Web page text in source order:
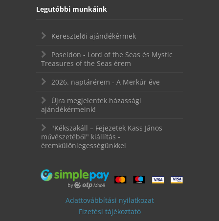
Legutóbbi munkáink
Keresztelői ajándékérmek
Poseidon - Lord of the Seas és Mystic
Treasures of the Seas érem
2026. naptárérem - A Merkúr éve
Újra megjelentek házassági
ajándékérmeink!
"Kékszakáll – Fejezetek Kass János
művészetéből" kiállítás -
éremkülönlegességünkkel
Adattovábbítási nyilatkozat
Fizetési tájékoztató